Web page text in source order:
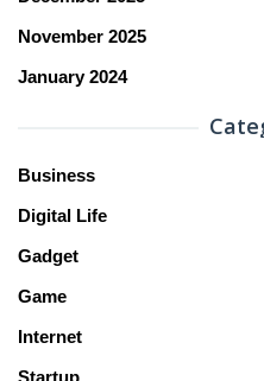
November 2025
January 2024
Business
Digital Life
Gadget
Game
Internet
Startup